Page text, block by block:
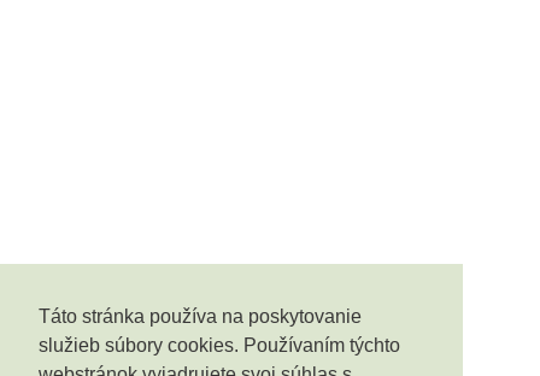
Táto stránka používa na poskytovanie
služieb súbory cookies. Používaním týchto